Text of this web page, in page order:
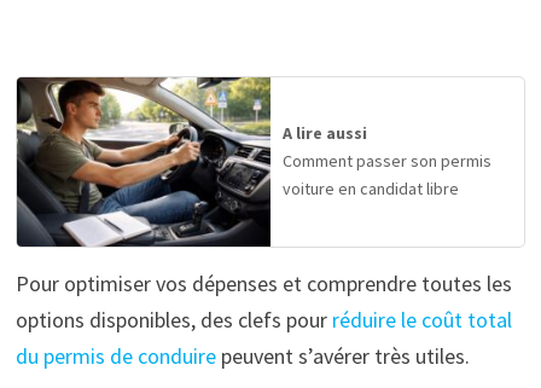
A lire aussi
Comment passer son permis
voiture en candidat libre
Pour optimiser vos dépenses et comprendre toutes les
options disponibles, des clefs pour réduire le coût total
du permis de conduirepeuvent s’avérer très utiles.